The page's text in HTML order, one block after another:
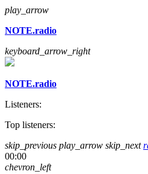
play_arrow
NOTE.radio
keyboard_arrow_right
NOTE.radio
Listeners:
Top listeners:
skip_previous play_arrow skip_next
00:00
chevron_left